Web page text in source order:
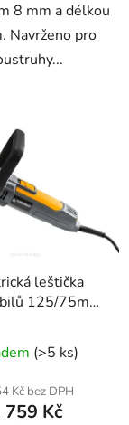
8 mm a délkou
Navrženo pro
leštička
125/75mm
(>5 ks)
Kč bez DPH
759 Kč